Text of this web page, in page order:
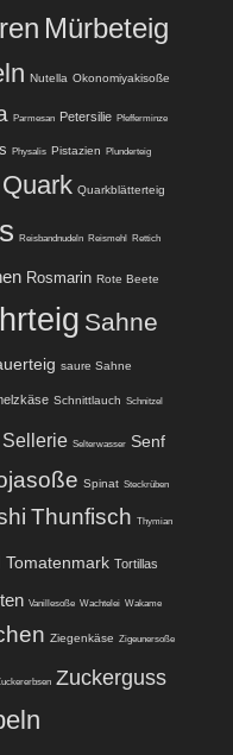
Mürbeteig
Nutella Okonomiyakisoße
Parmesan Petersilie Pfefferminze
Physalis Pistazien Plunderteig
Quark Quarkblätterteig
Reisbandnudeln Reismehl Rettich
Rosmarin Rote Beete
Sahne
saure Sahne
Schnittlauch Schnitzel
Sellerie Selterwasser Senf
Spinat Steckrüben
Thunfisch Thymian
Tomatenmark Tortillas
Vanillesoße Wachtelei Wakame
Ziegenkäse Zigeunersoße
Zuckerguss